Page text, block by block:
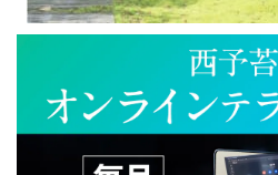
2026/07/08
ホソバミズゴケ